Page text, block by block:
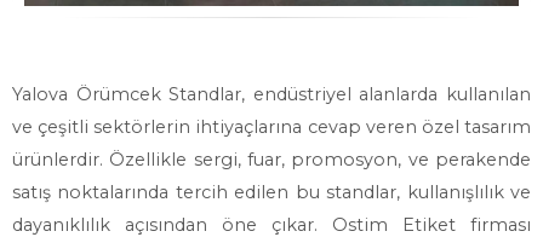
Yalova Örümcek Standlar, endüstriyel alanlarda kullanılan
ve çeşitli sektörlerin ihtiyaçlarına cevap veren özel tasarım
ürünlerdir. Özellikle sergi, fuar, promosyon, ve perakende
satış noktalarında tercih edilen bu standlar, kullanışlılık ve
dayanıklılık açısından öne çıkar. Ostim Etiket firması